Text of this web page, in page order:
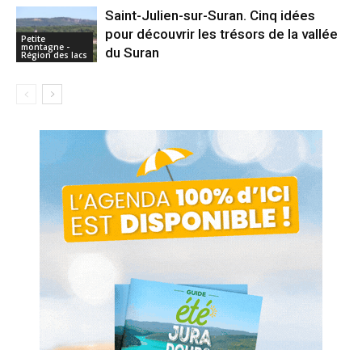
Petite
montagne -
Région des lacs
Saint-Julien-sur-Suran. Cinq idées
pour découvrir les trésors de la vallée
du Suran